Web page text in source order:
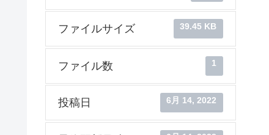
ファイルサイズ 39.45 KB
ファイル数 1
投稿日 6月 14, 2022